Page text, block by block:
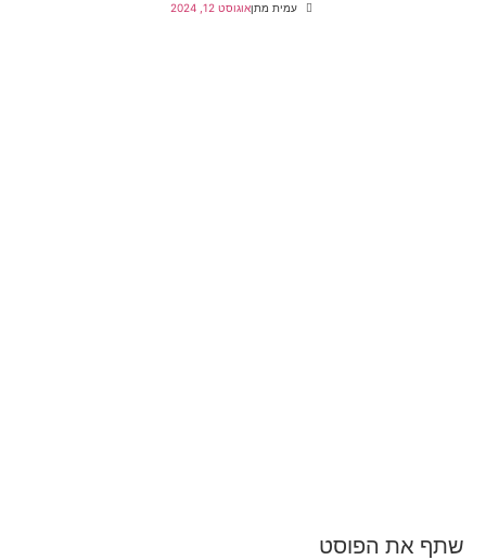
עמית מתןאוגוסט 12, 2024
שתף את הפוסט